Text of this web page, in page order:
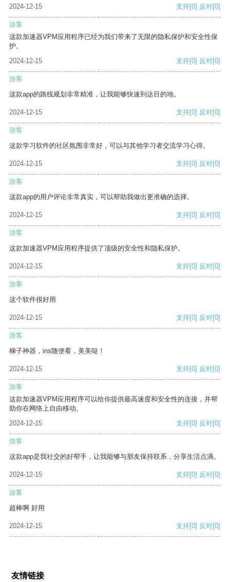
2024-12-15 支持[0] 反对[0]
游客
这款加速器VPM应用程序已经为我们带来了无限的隐私保护和安全性保
护。
2024-12-15
支持[0] 反对[0]
游客
这款app的路线规划非常精准，让我能够快速到达目的地。
2024-12-15 支持[0] 反对[0]
游客
这款学习软件的社区氛围非常好，可以与其他学习者交流学习心得。
2024-12-15 支持[0] 反对[0]
游客
这款app的用户评论非常真实，可以帮助我做出更准确的选择。
2024-12-15 支持[0] 反对[0]
游客
这款加速器VPM应用程序提供了顶级的安全性和隐私保护。
2024-12-15 支持[0] 反对[0]
游客
这个软件很好用
2024-12-15 支持[0] 反对[0]
游客
梯子神器，ins随便看，美美哒！
2024-12-15 支持[0] 反对[0]
游客
这款加速器VPM应用程序可以给你提供最高速度和安全性的连接，并帮
助你在网络上自由移动。
2024-12-15
支持[0] 反对[0]
游客
这款app是我社交的好帮手，让我能够与朋友保持联系，分享生活点滴。
2024-12-15 支持[0] 反对[0]
游客
超棒啊 好用
2024-12-15 支持[0] 反对[0]
友情链接